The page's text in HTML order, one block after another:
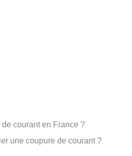
courant en France ?
une coupure de courant ?